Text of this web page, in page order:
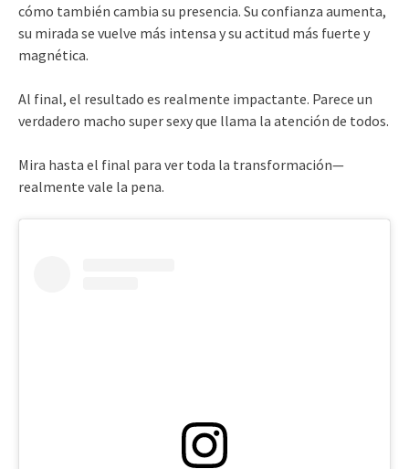
cómo también cambia su presencia. Su confianza aumenta,
su mirada se vuelve más intensa y su actitud más fuerte y
magnética.
Al final, el resultado es realmente impactante. Parece un
verdadero macho super sexy que llama la atención de todos.
Mira hasta el final para ver toda la transformación—
realmente vale la pena.